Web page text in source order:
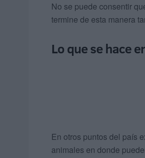
No se puede consentir
termine de esta manera
Lo que se hace
En otros puntos del país
animales en donde